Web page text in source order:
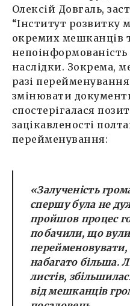
Олексій Довгаль,
“Інститут розвитку
окремих мешканців
наслідки. Зокрема,
разі
змінювати
спостерігалася
зацікавленості
перейменування:
«Залученість
спершу була не
пройшов процес
побачили, що
перейменовувати,
набагато більша.
листів,
від мешканців